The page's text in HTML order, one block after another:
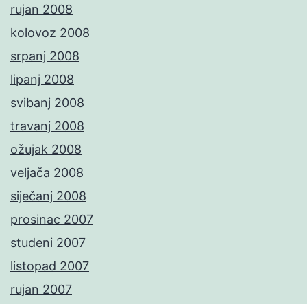
rujan 2008
kolovoz 2008
srpanj 2008
lipanj 2008
svibanj 2008
travanj 2008
ožujak 2008
veljača 2008
siječanj 2008
prosinac 2007
studeni 2007
listopad 2007
rujan 2007